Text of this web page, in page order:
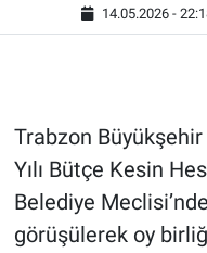
14.05.2026 -
Trabzon
Yılı Bütçe Kesin
Belediye
görüşülerek oy
ASAYİŞ
EĞİTİM
ÇEVRE
HABERDE İNSAN